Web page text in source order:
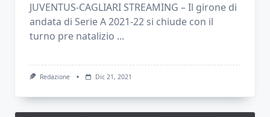
JUVENTUS-CAGLIARI STREAMING – Il girone di
andata di Serie A 2021-22 si chiude con il
turno pre natalizio ...
Redazione Dic 21, 2021